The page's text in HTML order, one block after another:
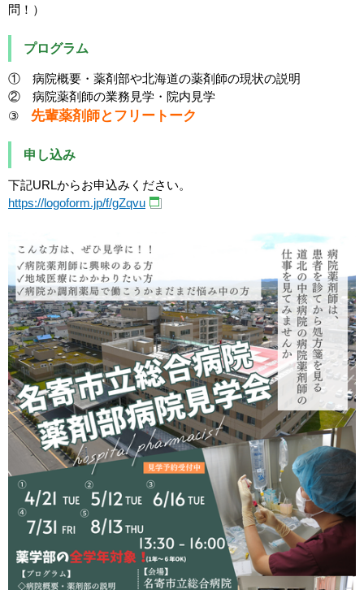
問！）
プログラム
① 病院概要・薬剤部や北海道の薬剤師の現状の説明
② 病院薬剤師の業務見学・院内見学
③ 先輩薬剤師とフリートーク
申し込み
下記URLからお申込みください。
https://logoform.jp/f/gZqvu